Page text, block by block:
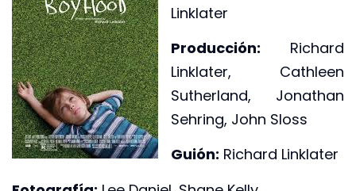
Linklater
Producción: Richard
Linklater, Cathleen
Sutherland, Jonathan
Sehring, John Sloss
Guión: Richard Linklater